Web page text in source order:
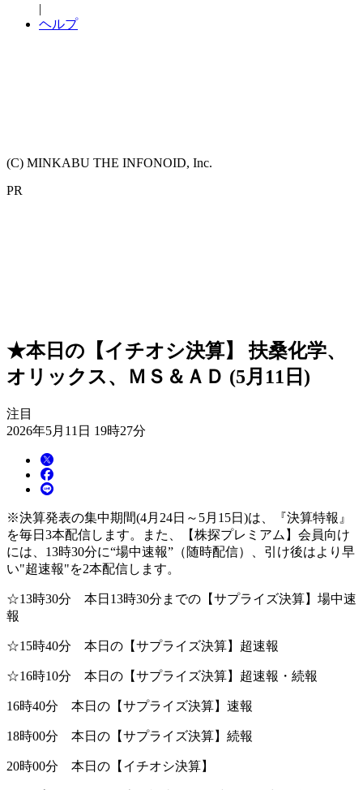
|
ヘルプ
(C) MINKABU THE INFONOID, Inc.
PR
★本日の【イチオシ決算】 扶桑化学、
オリックス、ＭＳ＆ＡＤ (5月11日)
注目
2026年5月11日 19時27分
※決算発表の集中期間(4月24日～5月15日)は、『決算特報』
を毎日3本配信します。また、【株探プレミアム】会員向け
には、13時30分に“場中速報”（随時配信）、引け後はより早
い"超速報"を2本配信します。
☆13時30分 本日13時30分までの【サプライズ決算】場中速
報
☆15時40分 本日の【サプライズ決算】超速報
☆16時10分 本日の【サプライズ決算】超速報・続報
16時40分 本日の【サプライズ決算】速報
18時00分 本日の【サプライズ決算】続報
20時00分 本日の【イチオシ決算】